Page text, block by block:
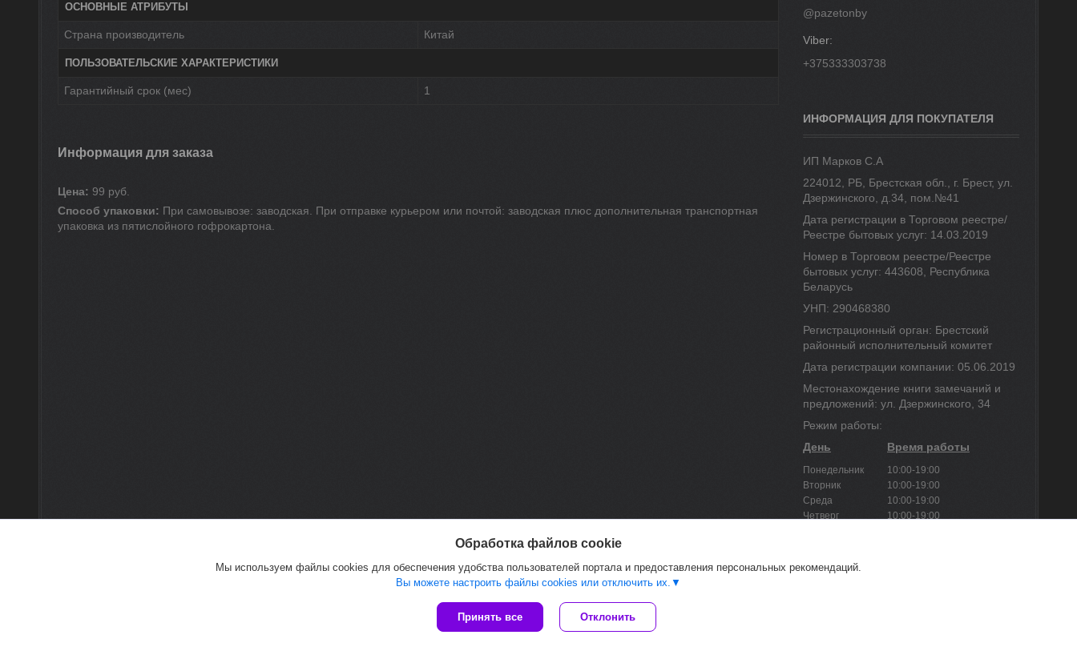
ОСНОВНЫЕ АТРИБУТЫ
Страна производитель Китай
ПОЛЬЗОВАТЕЛЬСКИЕ ХАРАКТЕРИСТИКИ
Гарантийный срок (мес) 1
Информация для заказа
Цена: 99 руб.
Способ упаковки: При самовывозе: заводская. При отправке курьером или почтой: заводская плюс дополнительная транспортная
упаковка из пятислойного гофрокартона.
@pazetonby
+375333303738
ИНФОРМАЦИЯ ДЛЯ ПОКУПАТЕЛЯ
ИП Марков С.А
224012, РБ, Брестская обл., г. Брест, ул.
Дзержинского, д.34, пом.№41
Дата регистрации в Торговом реестре/
Реестре бытовых услуг: 14.03.2019
Номер в Торговом реестре/Реестре
бытовых услуг: 443608, Республика
Беларусь
УНП: 290468380
Регистрационный орган: Брестский
районный исполнительный комитет
Дата регистрации компании: 05.06.2019
Местонахождение книги замечаний и
предложений: ул. Дзержинского, 34
Режим работы:
День
Время работы
Понедельник
10:00-19:00
Вторник
10:00-19:00
Среда
10:00-19:00
Четверг
10:00-19:00
Воскресенье
Сайт создан на платформе Deal.by
Политика обработки файлов cookies
Обработка файлов cookie
Мы используем файлы cookies для обеспечения удобства пользователей портала и предоставления персональных рекомендаций.
Вы можете настроить файлы cookies или отключить их.
Принять все Отклонить